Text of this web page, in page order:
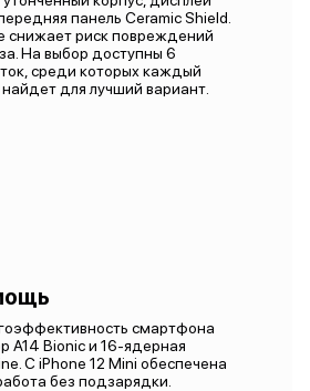
панель Ceramic Shield.
снижает риск повреждений
На выбор доступны 6
среди которых каждый
для лучший вариант.
смартфона
A14 Bionic и 16-ядерная
С iPhone 12 Mini обеспечена
без подзарядки.